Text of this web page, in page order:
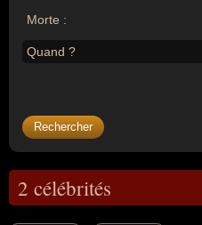
Morte :
Quand ?
2 célébrités